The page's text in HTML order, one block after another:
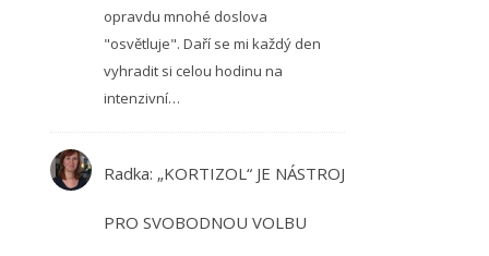
opravdu mnohé doslova
"osvětluje". Daří se mi každý den
vyhradit si celou hodinu na
intenzivní…
Radka: „KORTIZOL“ JE NÁSTROJ
PRO SVOBODNOU VOLBU